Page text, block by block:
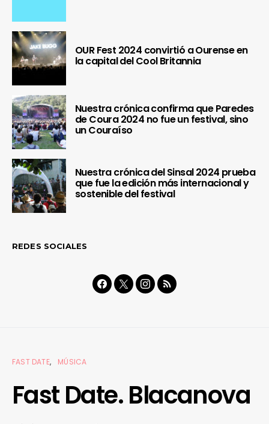
OUR Fest 2024 convirtió a Ourense en
la capital del Cool Britannia
Nuestra crónica confirma que Paredes
de Coura 2024 no fue un festival, sino
un Couraíso
Nuestra crónica del Sinsal 2024 prueba
que fue la edición más internacional y
sostenible del festival
REDES SOCIALES
FAST DATE MÚSICA
Fast Date. Blacanova